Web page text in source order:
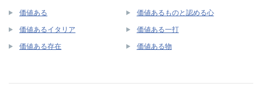
価値ある 価値あるものと認める心
価値あるイタリア 価値ある一打
価値ある存在 価値ある物